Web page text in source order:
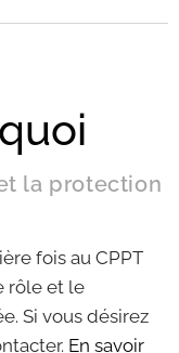
la protection
fois au CPPT
rôle et le
Si vous désirez
En savoir